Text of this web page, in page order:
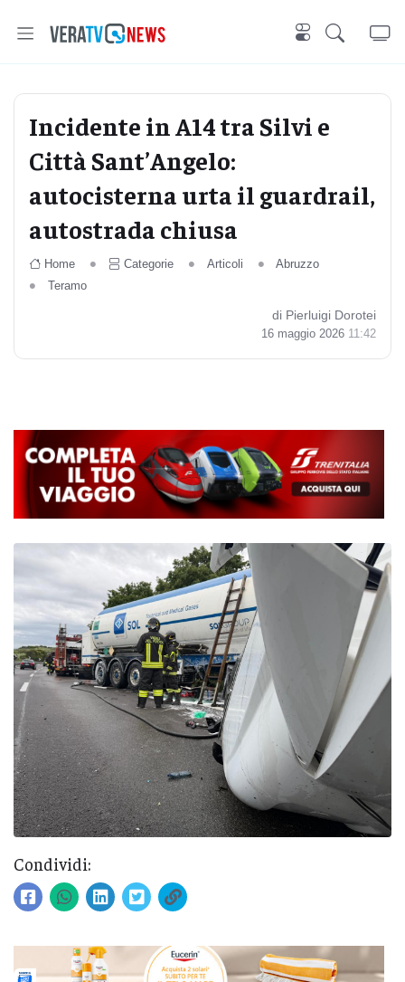
Incidente in A14 tra Silvi e
Città Sant’Angelo:
autocisterna urta il guardrail,
autostrada chiusa
Home Categorie Articoli
Abruzzo
Teramo
di Pierluigi Dorotei
16 maggio 2026 11:42
Condividi: